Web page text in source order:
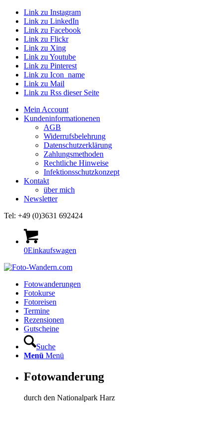
Link zu Instagram
Link zu LinkedIn
Link zu Facebook
Link zu Flickr
Link zu Xing
Link zu Youtube
Link zu Pinterest
Link zu Icon_name
Link zu Mail
Link zu Rss dieser Seite
Mein Account
Kundeninformationenen
AGB
Widerrufsbelehrung
Datenschutzerklärung
Zahlungsmethoden
Rechtliche Hinweise
Infektionsschutzkonzept
Kontakt
über mich
Newsletter
Tel: +49 (0)3631 692424
0Einkaufswagen
Fotowanderungen
Fotokurse
Fotoreisen
Termine
Rezensionen
Gutscheine
Suche
Menü Menü
Fotowanderung
durch den Nationalpark Harz